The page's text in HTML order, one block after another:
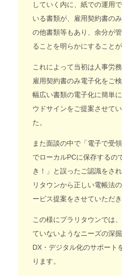
していく内に、紙での運用
いる書類が、雇用契約書の
の他書類等もあり、余分が
ることを明らかにすることが
これによって当初は人事労
雇用契約書のみ電子化をご
幅広い書類の電子化に簡単
ウドサインをご提案させて
た。
また面談の中で「電子で受
でローカルPCに保存するの
き！」と誤ったご認識をさ
リタウンから正しい電帳法
ービス提案をさせていただき
この様にプラリタウンでは
ていないようなニーズの深
DX・デジタル化のサポート
ります。